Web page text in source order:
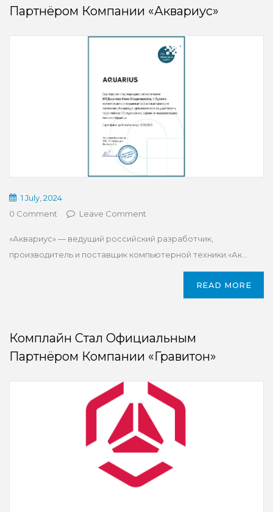
Партнёром Компании «Аквариус»
1 July, 2024
0 Comment
Leave Comment
«Аквариус» — ведущий российский разработчик,
производитель и поставщик компьютерной техники.«Ак...
READ MORE
Комплайн Стал Официальным
Партнёром Компании «Гравитон»